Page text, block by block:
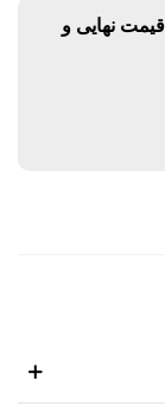
نهایی و